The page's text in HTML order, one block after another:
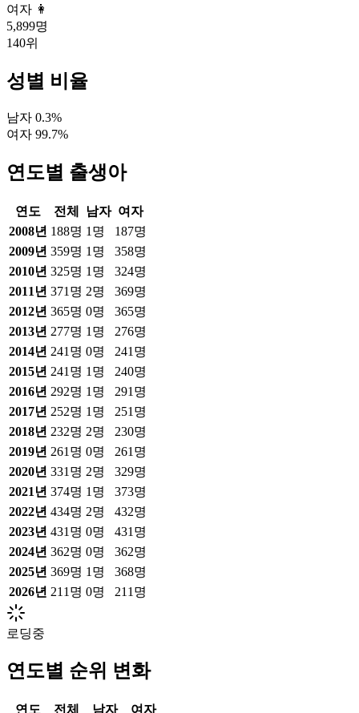
여자 👩
5,899명
140위
성별 비율
남자 0.3%
여자 99.7%
연도별 출생아
연도 전체 남자 여자
2008년 188명 1 명 187명
2009년 359명 1 명 358명
2010년 325명 1 명 324명
2011 년 371 명 2명 369명
2012년 365명 0명 365명
2013년 277명 1 명 276명
2014년 241 명 0명 241 명
2015년 241 명 1 명 240명
2016년 292명 1 명 291 명
2017년 252명 1 명 251 명
2018년 232명 2명 230명
2019년 261 명 0명 261 명
2020년 331 명 2명 329명
2021 년 374명 1 명 373명
2022년 434명 2명 432명
2023년 431 명 0명 431 명
2024년 362명 0명 362명
2025년 369명 1 명 368명
2026년 211 명 0명 211 명
로딩중
연도별 순위 변화
연도 전체 남자 여자